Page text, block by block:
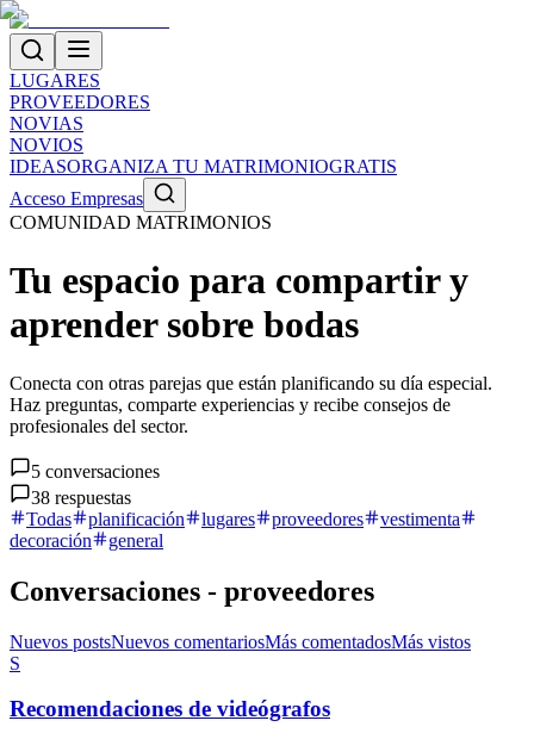
LUGARES
PROVEEDORES
NOVIAS
NOVIOS
IDEASORGANIZA TU MATRIMONIOGRATIS
Acceso Empresas
COMUNIDAD MATRIMONIOS
Tu espacio para compartir y
aprender sobre bodas
Conecta con otras parejas que están planificando su día especial.
Haz preguntas, comparte experiencias y recibe consejos de
profesionales del sector.
5 conversaciones
38 respuestas
Todas
planificación lugares proveedores
vestimenta
decoración
general
Conversaciones - proveedores
Nuevos postsNuevos comentariosMás comentadosMás vistos
S
Recomendaciones de videógrafos